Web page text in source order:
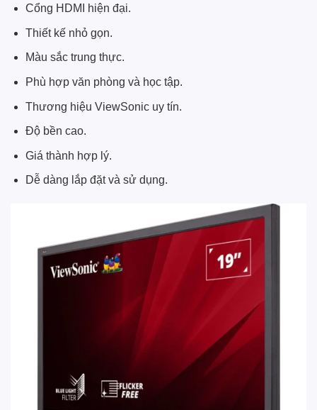
Cổng HDMI hiện đại.
Thiết kế nhỏ gọn.
Màu sắc trung thực.
Phù hợp văn phòng và học tập.
Thương hiệu ViewSonic uy tín.
Độ bền cao.
Giá thành hợp lý.
Dễ dàng lắp đặt và sử dụng.